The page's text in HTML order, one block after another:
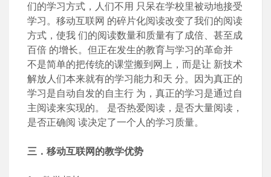
们的学习方式，人们不用 只呆在学校里被动地接受
学习。移动互联网 的碎片化阅读改变了我们的阅读
方式，使我 们的阅读数量和质量有了成倍、甚至成
百倍 的增长。但正在发生的教育与学习的革命并
不是简单的把传统的课堂搬到网上，而是让 新技术
解放人们本来就有的学习能力和天 分。因为真正的
学习是自动自发的自主行 为，真正的学习是通过自
主阅读来实现的。 是否热爱阅读，是否大量阅读，
是否正确阅 读决定了一个人的学习质量。
三．移动互联网的教学优势